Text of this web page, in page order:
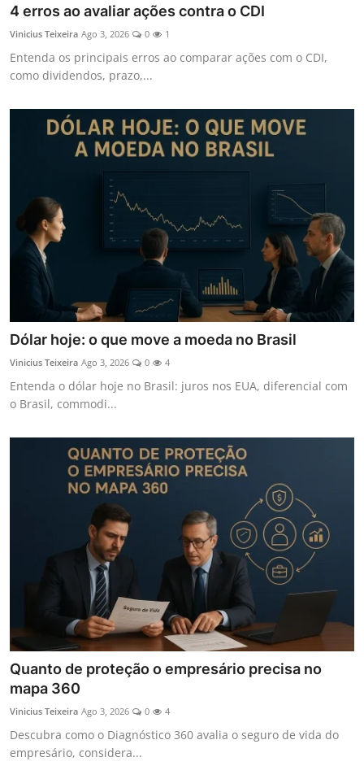
4 erros ao avaliar ações contra o CDI
Vinicius Teixeira Ago 3, 2026 0 1
Entenda os principais erros ao comparar ações com o CDI,
como dividendos, prazo,...
Dólar hoje: o que move a moeda no Brasil
Vinicius Teixeira Ago 3, 2026 0 4
Entenda o dólar hoje no Brasil: juros nos EUA, diferencial com
o Brasil, commodi...
Quanto de proteção o empresário precisa no
mapa 360
Vinicius Teixeira Ago 3, 2026 0 4
Descubra como o Diagnóstico 360 avalia o seguro de vida do
empresário, considera...